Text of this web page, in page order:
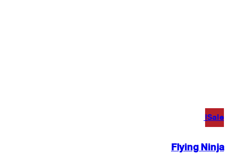
Sale!
Flying Ninja